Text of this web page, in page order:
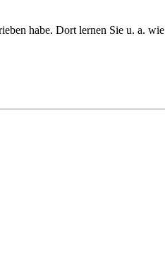
habe. Dort lernen Sie u. a.